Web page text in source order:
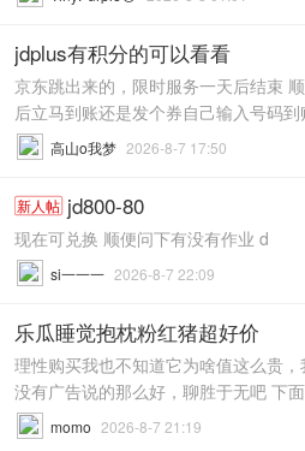
jdplus有积分的可以看看
京东跳出来的，限时服务一天后结束
后立马到账还是发个券自己输入号码到
高山o我梦 2026-8-7 17:50
新人帖 jd800-80
现在可兑换 顺便问下有没有作业 d
si一一一 2026-8-7 22:09
乐瓜睡觉抱枕粉红猪超好价
理性购买我也不知道它为啥值这么贵
没有广告说的那么好，聊胜于无吧 下
momo 2026-8-7 21:19